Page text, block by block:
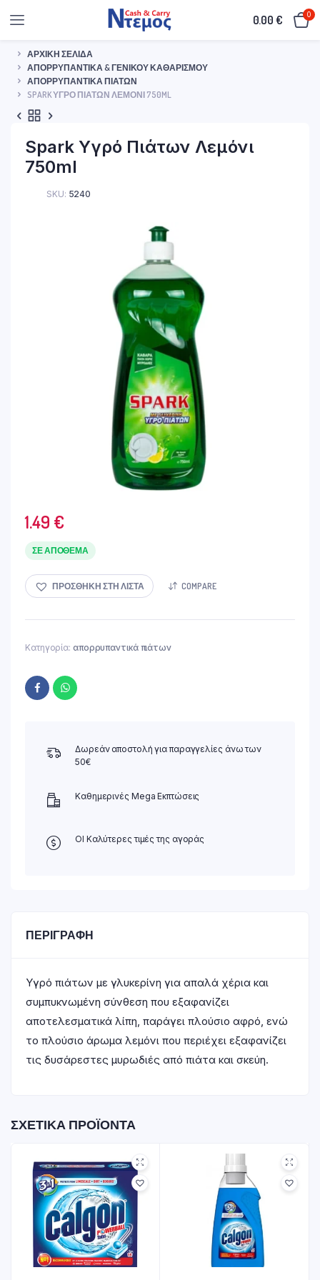
0.00€ 0
ΑΡΧΙΚΉ ΣΕΛΊΔΑ
ΑΠΟΡΡΥΠΑΝΤΙΚΆ & ΓΕΝΙΚΟΎ ΚΑΘΑΡΙΣΜΟΎ
ΑΠΟΡΡΥΠΑΝΤΙΚΆ ΠΙΆΤΩΝ
SPARK ΥΓΡΌ ΠΙΆΤΩΝ ΛΕΜΌΝΙ 750ML
Spark Υγρό Πιάτων Λεμόνι
750ml
SKU: 5240
1.49 €
ΣΕ ΑΠΌΘΕΜΑ
ΠΡΟΣΘΉΚΗ ΣΤΗ ΛΊΣΤΑ COMPARE
Κατηγορία: απορρυπαντικά πιάτων
Δωρεάν αποστολή για παραγγελίες άνω των
50€
Καθημερινές Mega Εκπτώσεις
ΟΙ Καλύτερες τιμές της αγοράς
ΠΕΡΙΓΡΑΦΉ
Υγρό πιάτων με γλυκερίνη για απαλά χέρια και
συμπυκνωμένη σύνθεση που εξαφανίζει
αποτελεσματικά λίπη, παράγει πλούσιο αφρό, ενώ
το πλούσιο άρωμα λεμόνι που περιέχει εξαφανίζει
τις δυσάρεστες μυρωδιές από πιάτα και σκεύη.
ΣΧΕΤΙΚΆ ΠΡΟΪΌΝΤΑ